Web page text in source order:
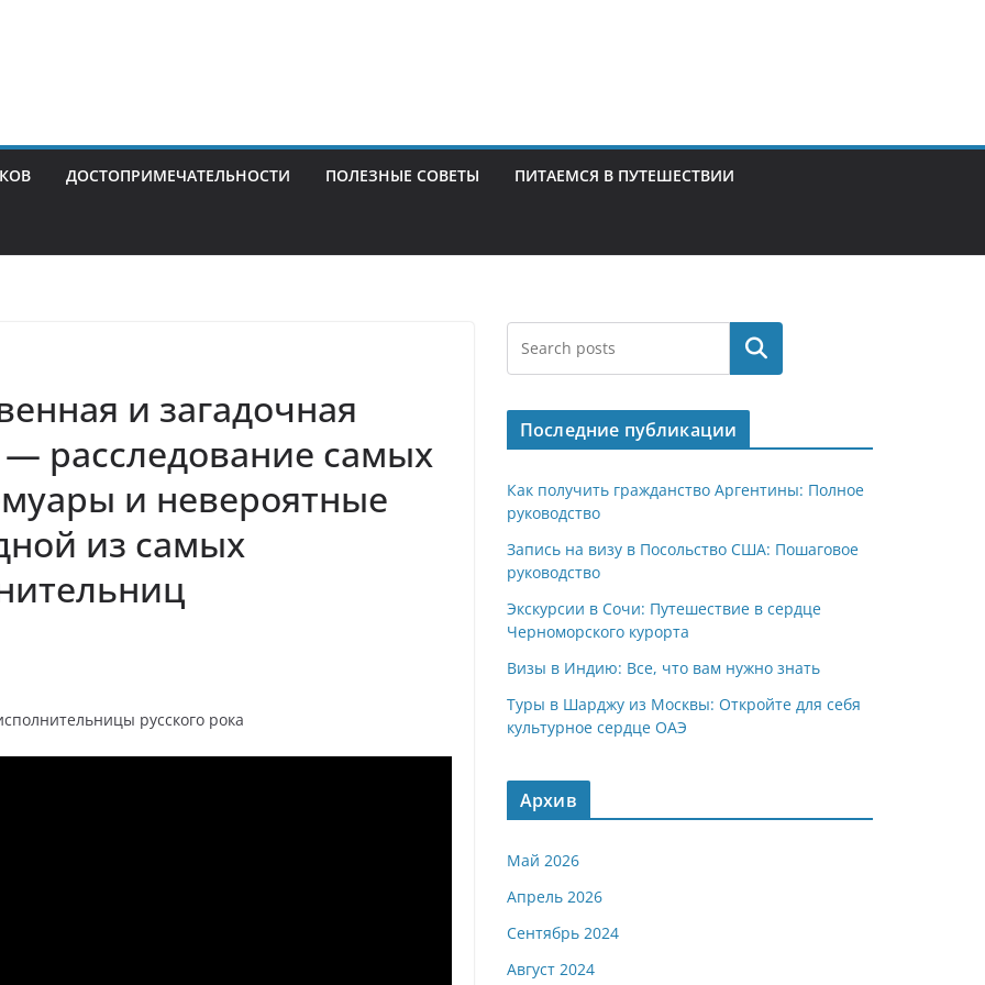
ДОСТОПРИМЕЧАТЕЛЬНОСТИ ПОЛЕЗНЫЕ СОВЕТЫ ПИТАЕМСЯ В ПУТЕШЕСТВИИ
и загадочная
— расследование самых
и невероятные
из самых
Поиск
Последние публикации
Как получить гражданство Аргентины: Полное
руководство
Запись на визу в Посольство США: Пошаговое
руководство
Экскурсии в Сочи: Путешествие в сердце
Черноморского курорта
Визы в Индию: Все, что вам нужно знать
Туры в Шарджу из Москвы: Откройте для себя
культурное сердце ОАЭ
Архив
Май 2026
Апрель 2026
Сентябрь 2024
Август 2024